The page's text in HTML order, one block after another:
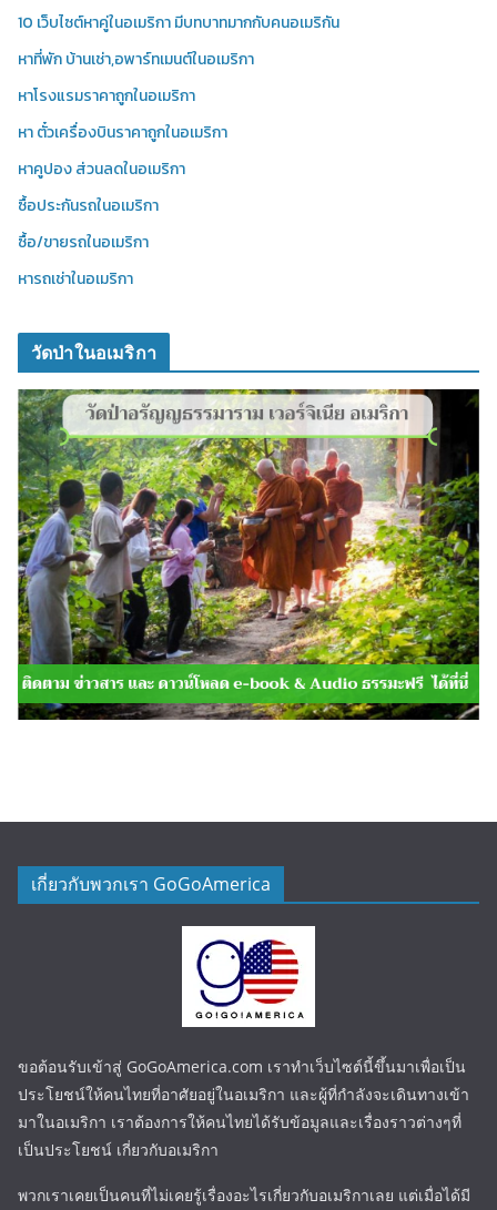
10 เว็บไซต์หาคู่ในอเมริกา มีบทบาทมากกับคนอเมริกัน
หาที่พัก บ้านเช่า,อพาร์ทเมนต์ในอเมริกา
หาโรงแรมราคาถูกในอเมริกา
หา ตั๋วเครื่องบินราคาถูกในอเมริกา
หาคูปอง ส่วนลดในอเมริกา
ซื้อประกันรถในอเมริกา
ซื้อ/ขายรถในอเมริกา
หารถเช่าในอเมริกา
วัดป่าในอเมริกา
เกี่ยวกับพวกเรา GoGoAmerica
ขอต้อนรับเข้าสู่ GoGoAmerica.com เราทำเว็บไซต์นี้ขึ้นมาเพื่อเป็น
ประโยชน์ให้คนไทยที่อาศัยอยู่ในอเมริกา และผู้ที่กำลังจะเดินทางเข้า
มาในอเมริกา เราต้องการให้คนไทยได้รับข้อมูลและเรื่องราวต่างๆที่
เป็นประโยชน์ เกี่ยวกับอเมริกา
พวกเราเคยเป็นคนที่ไม่เคยรู้เรื่องอะไรเกี่ยวกับอเมริกาเลย แต่เมื่อได้มี